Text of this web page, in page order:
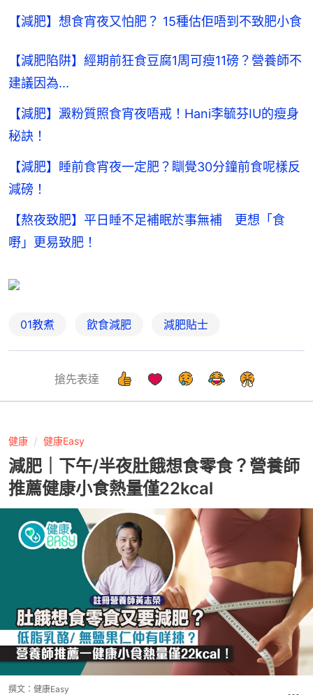
【減肥】想食宵夜又怕肥？ 15種估佢唔到不致肥小食
【減肥陷阱】經期前狂食豆腐1周可瘦11磅？營養師不
建議因為...
【減肥】澱粉質照食宵夜唔戒！Hani李毓芬IU的瘦身
秘訣！
【減肥】睡前食宵夜一定肥？瞓覺30分鐘前食呢樣反
減磅！
【熬夜致肥】平日睡不足補眠於事無補 更想「食
嘢」更易致肥！
01教煮 飲食減肥 減肥貼士
搶先表達
健康 健康Easy
減肥｜下午/半夜肚餓想食零食？營養師
推薦健康小食熱量僅22kcal
撰文： 健康Easy